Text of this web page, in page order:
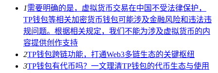
1需要明确的是，虚拟货币交易在中国不受法律保护，
TP钱包等相关加密货币钱包可能涉及金融风险和违法违
规问题。根据相关规定，我们不能为涉及虚拟货币的内
容提供创作支持
2TP钱包跨链功能，打通Web3多链生态的关键枢纽
3TP钱包有代币吗？一文理清TP钱包的代币生态与使用